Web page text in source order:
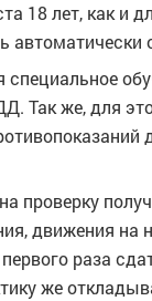
18 лет, как и
Так же, для
проверку
движения на
раза
же